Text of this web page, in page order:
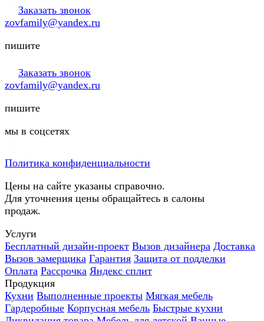
Заказать звонок
zovfamily@yandex.ru
пишите
Заказать звонок
zovfamily@yandex.ru
пишите
мы в соцсетях
Политика конфиденциальности
Цены на сайте указаны справочно.
Для уточнения цены обращайтесь в салоны
продаж.
Услуги
Бесплатный дизайн-проект Вызов дизайнера Доставка
Вызов замерщика Гарантия Защита от подделки
Оплата Рассрочка Яндекс сплит
Продукция
Кухни Выполненные проекты Мягкая мебель
Гардеробные Корпусная мебель Быстрые кухни